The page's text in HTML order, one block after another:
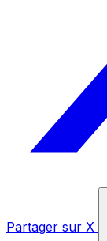
Partager sur X